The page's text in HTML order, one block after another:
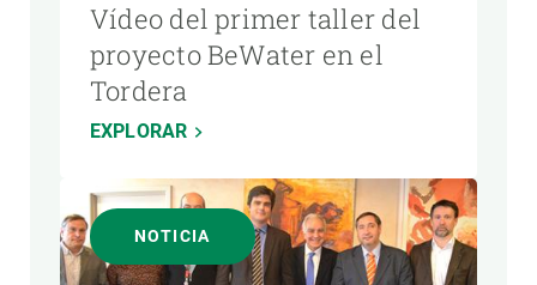
Vídeo del primer taller del
proyecto BeWater en el
Tordera
EXPLORAR
NOTICIA